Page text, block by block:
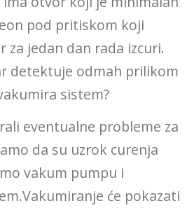
pod pritiskom koji
za jedan dan rada izcuri.
detektuje odmah prilikom
sistem?
eventualne probleme za
da su uzrok curenja
vakum pumpu i
će pokazati